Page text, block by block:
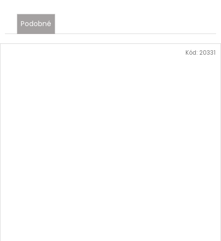
Podobné
Kód: 20331